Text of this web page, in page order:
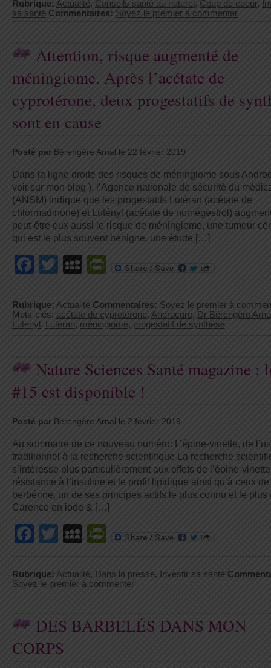
Rubrique: Actualité, Conseils santé au naturel , Coup de coeur,
sa santé Commentaires: Soyez le premier à commenter
Attention, risque augmenté de
méningiome. Après l’acétate de
cyprotérone, deux progestatifs de
sont en cause
Posté par Bérengère Arnal le 22 février 2019
Dans la ligne droite des risques de méningiome sous
voir sur mon blog ), l’Agence nationale de sécurité du
(ANSM) indique que les progestatifs Lutéran (acétate de
chlormadinone) et Lutényl (acétate de nomégestrol)
peut-être eux aussi le risque de méningiome, une tumeur
qui est le plus souvent bénigne. une étude […]
Facebook
TwitterMySpace
PrintFriendly
Rubrique: Actualité Commentaires: Soyez le premier à
Mots-clés: acétate de cyprotérone, Androcure, Dr Bérengère
Lutényl , Lutéran, méningiome, progestatif de synthèse
Nature Sciences Santé magazine :
#15 est disponible !
Posté par Bérengère Arnal le 2 février 2019
Au sommaire de ce nouveau numéro: L’épine-vinette, de
traditionnel à la recherche scientifique La recherche
s’intéresse plus particulièrement aux effets de l’épine-
résistance à l’insuline et le profil lipidique ainsi qu’à ceux
berbérine, un de ses principes actifs le plus connu et le plus
Carence en iode & […]
Facebook
TwitterMySpace
PrintFriendly
Rubrique: Actualité, Dans la presse, Investir sa santé
Soyez le premier à commenter
DES BARBELÉS DANS MON
CORPS